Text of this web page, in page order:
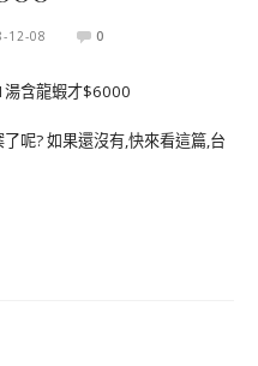
12-08 0
呢? 如果還沒有,快來看這篇,台